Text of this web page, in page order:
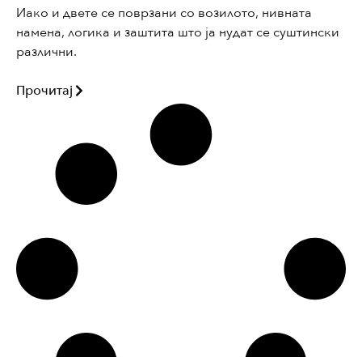
Иако и двете се поврзани со возилото, нивната
намена, логика и заштита што ја нудат се суштински
различни.
Прочитај